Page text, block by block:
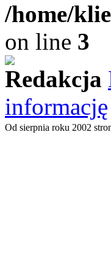
/home/
on line 3
Redakcja
informację
Od sierpnia roku 2002